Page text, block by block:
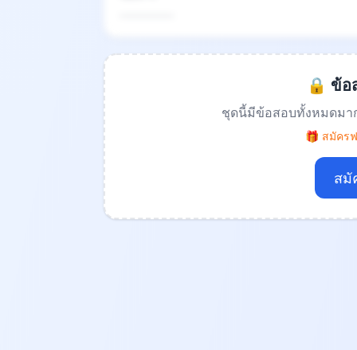
🔒 ข้อ
ชุดนี้มีข้อสอบทั้งหมดมา
🎁 สมัคร
สมั